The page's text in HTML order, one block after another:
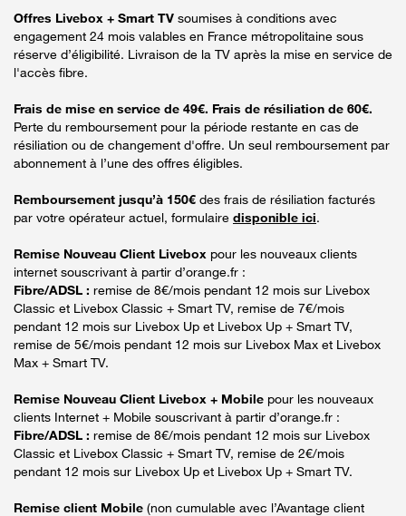
Offres Livebox + Smart TV soumises à conditions avec
engagement 24 mois valables en France métropolitaine sous
réserve d’éligibilité. Livraison de la TV après la mise en service de
l'accès fibre.
Frais de mise en service de 49€. Frais de résiliation de 60€.
Perte du remboursement pour la période restante en cas de
résiliation ou de changement d'offre. Un seul remboursement par
abonnement à l’une des offres éligibles.
Remboursement jusqu’à 150€ des frais de résiliation facturés
par votre opérateur actuel, formulaire disponible ici.
Remise Nouveau Client Livebox pour les nouveaux clients
internet souscrivant à partir d’orange.fr :
Fibre/ADSL : remise de 8€/mois pendant 12 mois sur Livebox
Classic et Livebox Classic + Smart TV, remise de 7€/mois
pendant 12 mois sur Livebox Up et Livebox Up + Smart TV,
remise de 5€/mois pendant 12 mois sur Livebox Max et Livebox
Max + Smart TV.
Remise Nouveau Client Livebox + Mobile pour les nouveaux
clients Internet + Mobile souscrivant à partir d’orange.fr :
Fibre/ADSL : remise de 8€/mois pendant 12 mois sur Livebox
Classic et Livebox Classic + Smart TV, remise de 2€/mois
pendant 12 mois sur Livebox Up et Livebox Up + Smart TV.
Remise client Mobile (non cumulable avec l’Avantage client